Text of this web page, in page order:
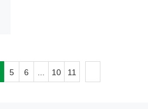
5 6 10 11